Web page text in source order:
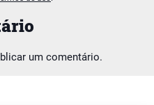
um comentário.